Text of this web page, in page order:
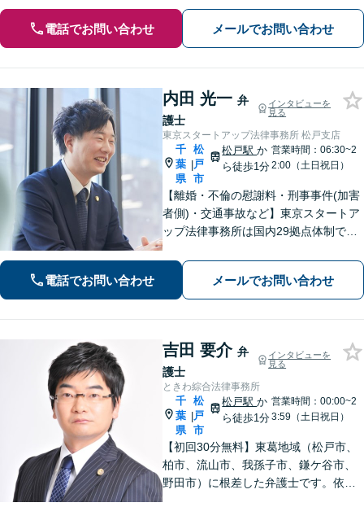
電話でお問い合わせ メールでお問い合わせ
内田 光一 弁
護士
インタビューを
見る
東京スタートアップ法律事務所 松戸支店
千
葉
県
|
松
戸
市
松戸駅か
ら徒歩1分
営業時間：06:30~2
2:00（土日祝日）
【離婚・不倫の慰謝料・刑事事件(加害
者側)・交通事故など】東京スタートア
ップ法律事務所は国内29拠点体制で全
対応(法律相談は完全予約制)】各分野で
専門性の高い弁護士が寄り添い解決を
サポートします。
電話でお問い合わせ メールでお問い合わせ
吉田 要介 弁
護士
インタビューを
見る
ときわ綜合法律事務所
千
葉
県
|
松
戸
市
松戸駅か
ら徒歩1分
営業時間：00:00~2
3:59（土日祝日）
【初回30分無料】東葛地域（松戸市、
柏市、流山市、我孫子市、鎌ケ谷市、
野田市）に根差した弁護士です。依頼